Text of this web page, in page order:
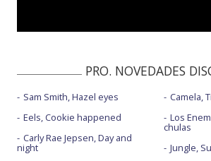
PRO. NOVEDADES
Sam Smith, Hazel eyes
Eels, Cookie happened
Carly Rae Jepsen, Day and
night
Camela,
Los
chulas
Jungle,